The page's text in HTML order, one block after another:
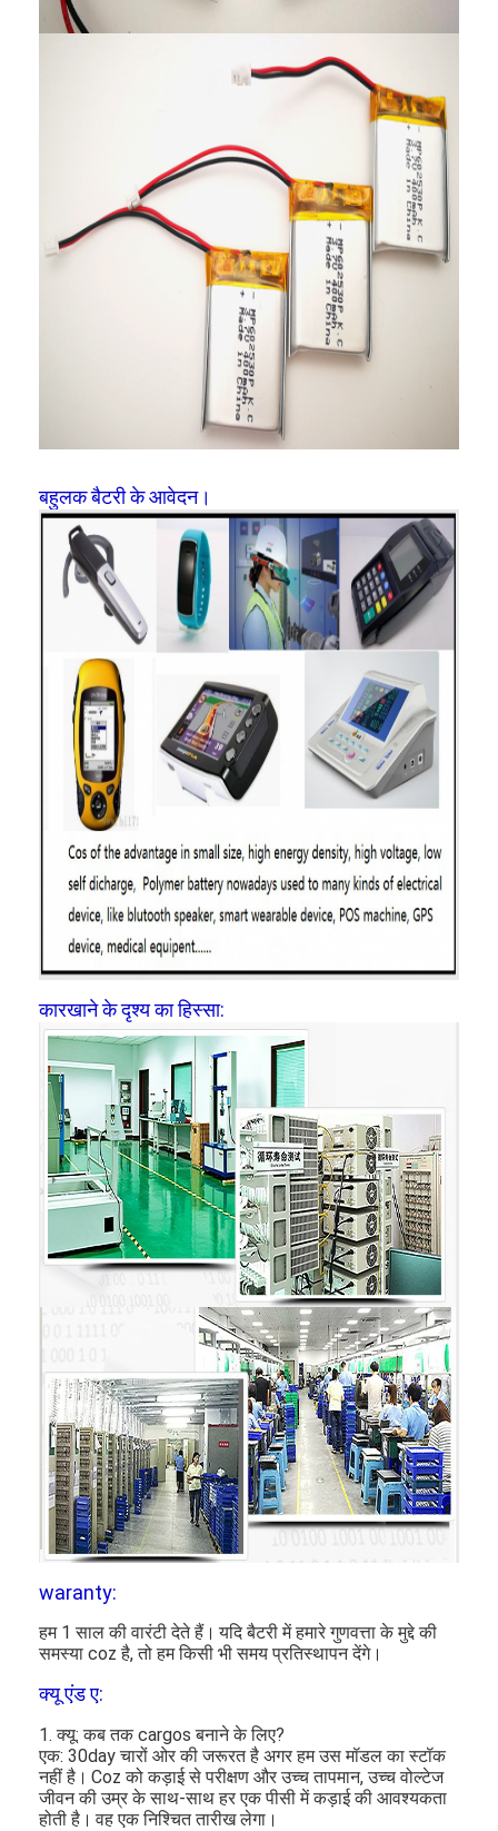
प्राथमिक लिथियम बैटरी
बहुलक बैटरी के आवेदन।
कारखाने के दृश्य का हिस्सा:
waranty:
हम 1 साल की वारंटी देते हैं। यदि बैटरी में हमारे गुणवत्ता के मुद्दे की
समस्या coz है, तो हम किसी भी समय प्रतिस्थापन देंगे।
क्यू एंड ए:
1. क्यू: कब तक cargos बनाने के लिए?
एक: 30day चारों ओर की जरूरत है अगर हम उस मॉडल का स्टॉक
नहीं है। Coz को कड़ाई से परीक्षण और उच्च तापमान, उच्च वोल्टेज
जीवन की उम्र के साथ-साथ हर एक पीसी में कड़ाई की आवश्यकता
होती है। वह एक निश्चित तारीख लेगा।